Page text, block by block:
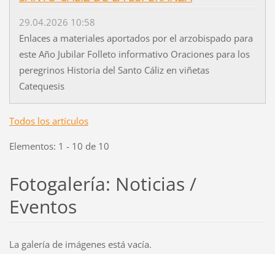
29.04.2026 10:58
Enlaces a materiales aportados por el arzobispado para
este Año Jubilar Folleto informativo Oraciones para los
peregrinos Historia del Santo Cáliz en viñetas
Catequesis
Todos los artículos
Elementos: 1 - 10 de 10
Fotogalería: Noticias /
Eventos
La galería de imágenes está vacía.